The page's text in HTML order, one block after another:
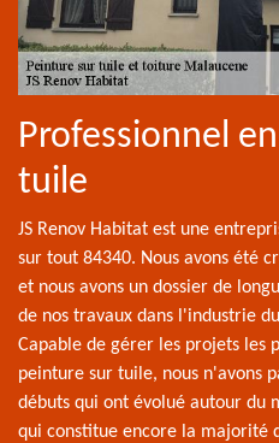
Professionnel
tuile
JS Renov Habitat est une
sur tout 84340. Nous avons été
et nous avons un dossier de
de nos travaux dans l'industrie
Capable de gérer les projets les
peinture sur tuile, nous n'avons
débuts qui ont évolué autour du
qui constitue encore la majorité